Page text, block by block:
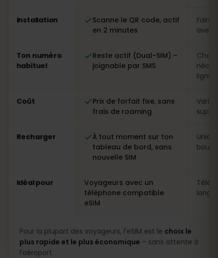
Installation
Scanne le QR code, actif
en 2 minutes
Faire
avec
Ton numéro
habituel
Reste actif (Dual-SIM) –
joignable par SMS
ligne
Coût
Prix de forfait fixe, sans
frais de roaming
Recharger
À tout moment sur ton
tableau de bord, sans
nouvelle SIM
Idéal pour
Voyageurs avec un
téléphone compatible
eSIM
longs
Pour la plupart des voyageurs, l'eSIM est le choix le
plus rapide et le plus économique – sans attente à
l'aéroport.